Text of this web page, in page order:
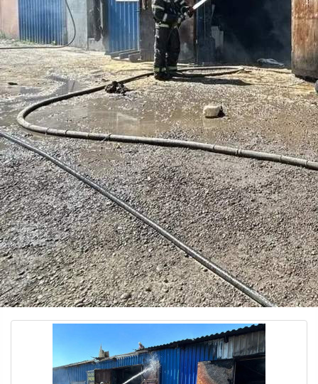
Пожар в деревне Малая Уря
Тушение пожара в Красноярске